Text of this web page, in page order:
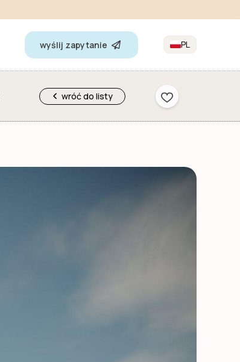
wyślij zapytanie PL
wróć do listy